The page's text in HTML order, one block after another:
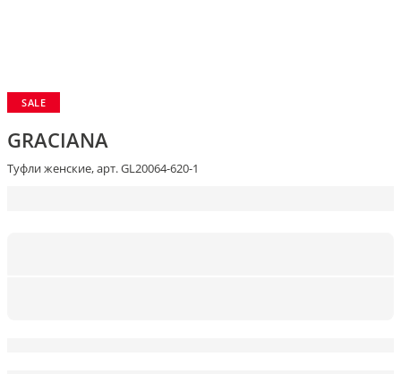
SALE
GRACIANA
Туфли женские, арт. GL20064-620-1